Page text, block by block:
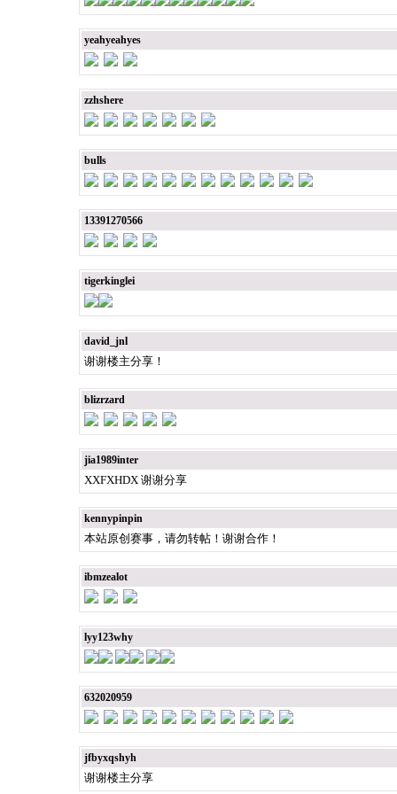
yeahyeahyes
zzhshere
bulls
13391270566
tigerkinglei
david_jnl
谢谢楼主分享！
blizrzard
jia1989inter
XXFXHDX 谢谢分享
kennypinpin
本站原创赛事，请勿转帖！谢谢合作！
ibmzealot
lyy123why
632020959
jfbyxqshyh
谢谢楼主分享